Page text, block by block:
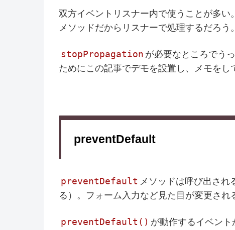
双方イベントリスナー内で使うことが多
メソッドだからリスナーで処理するだろう。
stopPropagation が必要なところでう
ためにこの記事でデモを設置し、メモをし
preventDefault
preventDefault メソッドは呼び出され
る）。フォーム入力など見た目が変更され
preventDefault() が動作するイベント